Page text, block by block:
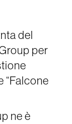
del
per
“Falcone
ne è